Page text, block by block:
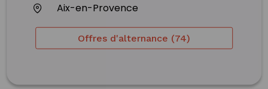
Aix-en-Provence
Offres d'alternance (74)